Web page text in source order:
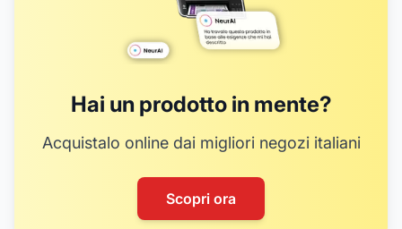
Hai un prodotto in mente?
Acquistalo online dai migliori negozi italiani
Scopri ora